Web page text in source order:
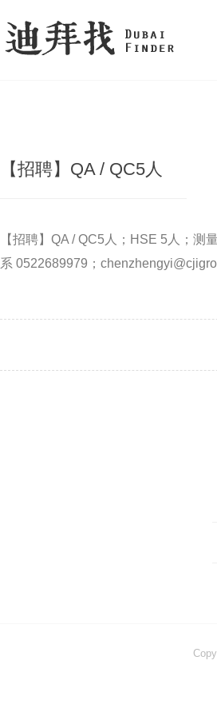
【招聘】QA / QC5人
【招聘】QA / QC5人；HSE 5人；
系 0522689979；